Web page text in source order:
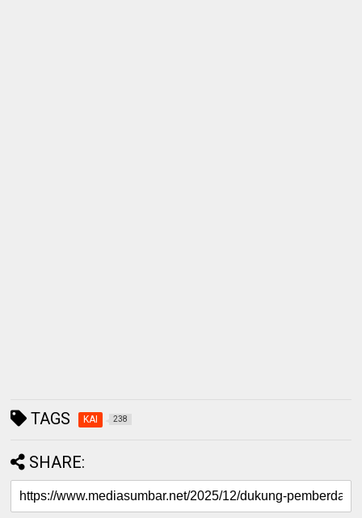
TAGS KAI 238
SHARE: